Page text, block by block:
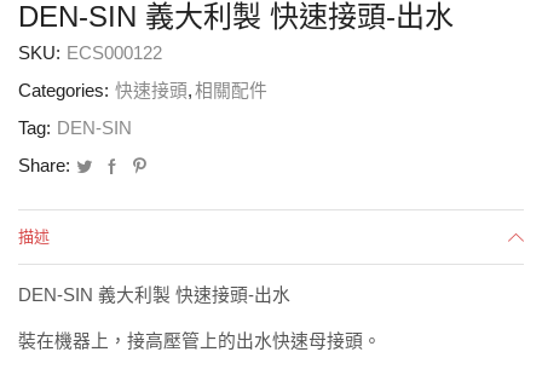
DEN-SIN 義大利製 快速接頭-出水
SKU: ECS000122
Categories: 快速接頭,相關配件
Tag: DEN-SIN
Share:
描述
DEN-SIN 義大利製 快速接頭-出水
裝在機器上，接高壓管上的出水快速母接頭。